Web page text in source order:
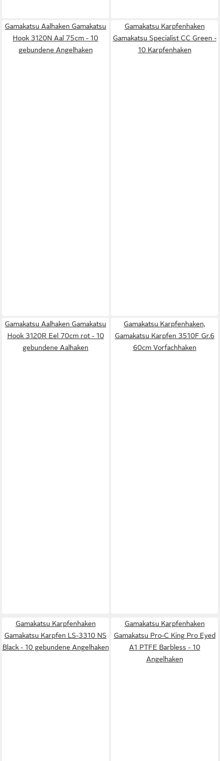
Gamakatsu Aalhaken Gamakatsu
Hook 3120N Aal 75cm - 10
gebundene Angelhaken
Gamakatsu Karpfenhaken
Gamakatsu Specialist CC Green -
10 Karpfenhaken
Gamakatsu Aalhaken Gamakatsu
Hook 3120R Eel 70cm rot - 10
gebundene Aalhaken
Gamakatsu Karpfenhaken,
Gamakatsu Karpfen 3510F Gr.6
60cm Vorfachhaken
Gamakatsu Karpfenhaken
Gamakatsu Karpfen LS-3310 NS
Black - 10 gebundene Angelhaken
Gamakatsu Karpfenhaken
Gamakatsu Pro-C King Pro Eyed
A1 PTFE Barbless - 10
Angelhaken